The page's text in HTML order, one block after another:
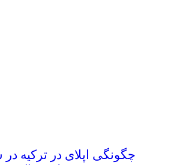
چگونگی اپلای در ترکیه در